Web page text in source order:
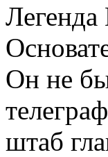
Он не
штаб